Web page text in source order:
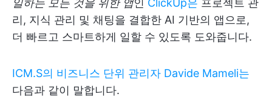
일하는 모든 것을 위한 앱인 ClickUp은 프로젝트 관
리, 지식 관리 및 채팅을 결합한 AI 기반의 앱으로,
더 빠르고 스마트하게 일할 수 있도록 도와줍니다.
ICM.S의 비즈니스 단위 관리자 Davide Mameli는
다음과 같이 말합니다.